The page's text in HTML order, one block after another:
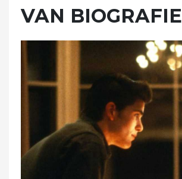
VAN BIOGRAFIE